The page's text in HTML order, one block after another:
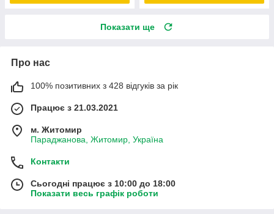
Показати ще
Про нас
100% позитивних з 428 відгуків за рік
Працює з 21.03.2021
м. Житомир
Параджанова, Житомир, Україна
Контакти
Сьогодні працює з 10:00 до 18:00
Показати весь графік роботи